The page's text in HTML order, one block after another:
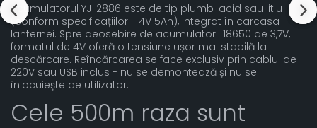
Acumulatorul YJ-2886 este de tip plumb-acid sau litiu
(conform specificațiilor - 4V 5Ah), integrat în carcasa
lanternei. Spre deosebire de acumulatorii 18650 de 3,7V,
formatul de 4V oferă o tensiune ușor mai stabilă la
descărcare. Reîncărcarea se face exclusiv prin cablul de
220V sau USB inclus - nu se demontează și nu se
înlocuiește de utilizator.
Cele 500m raza sunt